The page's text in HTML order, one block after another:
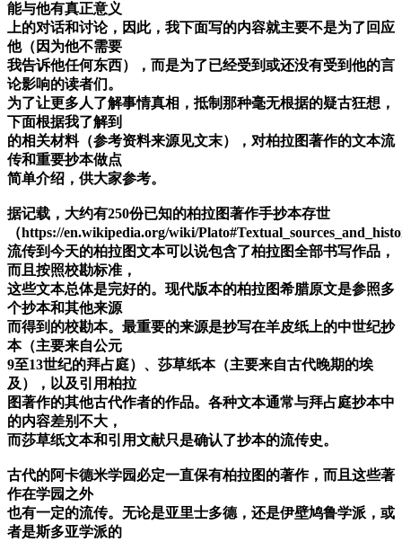
能与他有真正意义
上的对话和讨论，因此，我下面写的内容就主要不是为了回应
他（因为他不需要
我告诉他任何东西），而是为了已经受到或还没有受到他的言
论影响的读者们。
为了让更多人了解事情真相，抵制那种毫无根据的疑古狂想，
下面根据我了解到
的相关材料（参考资料来源见文末），对柏拉图著作的文本流
传和重要抄本做点
简单介绍，供大家参考。
据记载，大约有250份已知的柏拉图著作手抄本存世
（https://en.wikipedia.org/wiki/
流传到今天的柏拉图文本可以说包含了柏拉图全部书写作品，
而且按照校勘标准，
这些文本总体是完好的。现代版本的柏拉图希腊原文是参照多
个抄本和其他来源
而得到的校勘本。最重要的来源是抄写在羊皮纸上的中世纪抄
本（主要来自公元
9至13世纪的拜占庭）、莎草纸本（主要来自古代晚期的埃
及），以及引用柏拉
图著作的其他古代作者的作品。各种文本通常与拜占庭抄本中
的内容差别不大，
而莎草纸文本和引用文献只是确认了抄本的流传史。
古代的阿卡德米学园必定一直保有柏拉图的著作，而且这些著
作在学园之外
也有一定的流传。无论是亚里士多德，还是伊壁鸠鲁学派，或
者是斯多亚学派的